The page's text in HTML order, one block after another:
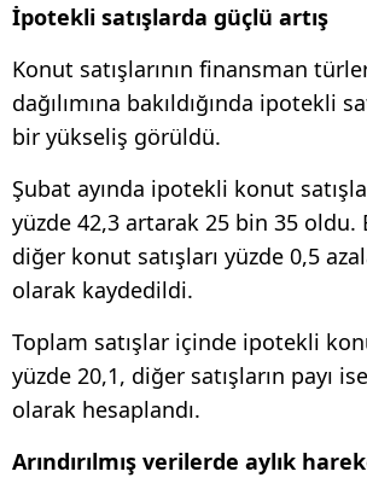
İpotekli satışlarda güçlü artış
Konut satışlarının finansman
dağılımına bakıldığında ipotekli
bir yükseliş görüldü.
Şubat ayında ipotekli konut
yüzde 42,3 artarak 25 bin 35 oldu.
diğer konut satışları yüzde 0,5
olarak kaydedildi.
Toplam satışlar içinde ipotekli
yüzde 20,1, diğer satışların payı
olarak hesaplandı.
Arındırılmış verilerde aylık